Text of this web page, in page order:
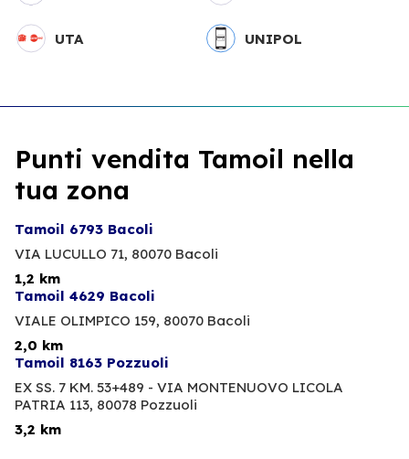
UTA UNIPOL
Punti vendita Tamoil nella
tua zona
Tamoil 6793 Bacoli
VIA LUCULLO 71, 80070 Bacoli
1,2 km
Tamoil 4629 Bacoli
VIALE OLIMPICO 159, 80070 Bacoli
2,0 km
Tamoil 8163 Pozzuoli
EX SS. 7 KM. 53+489 - VIA MONTENUOVO LICOLA
PATRIA 113, 80078 Pozzuoli
3,2 km